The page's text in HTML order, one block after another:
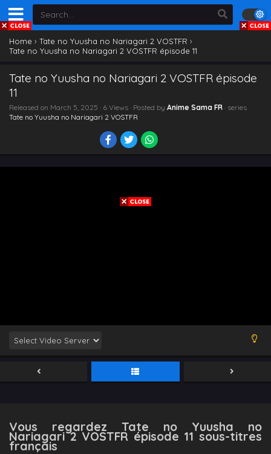
Home › Tate no Yuusha no Nariagari 2 VOSTFR ›
Tate no Yuusha no Nariagari 2 VOSTFR épisode 11
Tate no Yuusha no Nariagari 2 VOSTFR épisode
11
Released on March 5, 2025 · 6 Views · Posted by Anime Sama FR · series
Tate no Yuusha no Nariagari 2 VOSTFR
Vous regardez Tate no Yuusha no
Nariagari 2 VOSTFR épisode 11 sous-titres
français